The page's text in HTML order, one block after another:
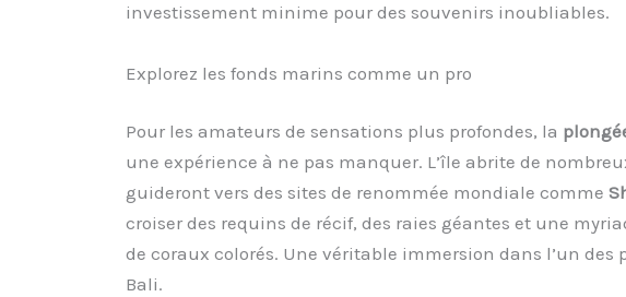
investissement minime pour des souvenirs inoubliables.
Explorez les fonds marins comme un pro
Pour les amateurs de sensations plus profondes, la
une expérience à ne pas manquer. L’île abrite de
guideront vers des sites de renommée mondiale comme
croiser des requins de récif, des raies géantes et une
de coraux colorés. Une véritable immersion dans l’un
Bali.